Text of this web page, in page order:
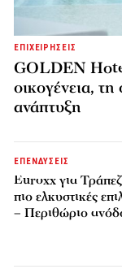
ΕΠΙΧΕΙΡΗΣΕΙΣ
GOLDEN
οικογένεια,
ανάπτυξη
ΕΠΕΝΔΥΣΕΙΣ
Euroxx για
πιο ελκυστικές
– Περιθώριο